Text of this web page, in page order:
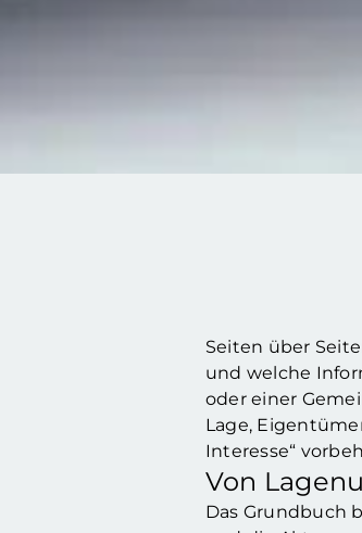
Seiten über
und welche
oder einer
Lage,
Interesse“
Von
Das Grundbuch